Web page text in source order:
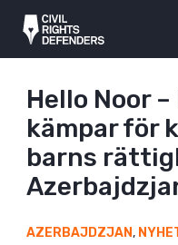
Hello Noor
kämpar för
barns
AZERBAJDZJAN,